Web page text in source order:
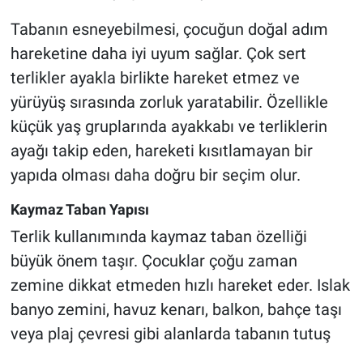
Tabanın esneyebilmesi, çocuğun doğal adım
hareketine daha iyi uyum sağlar. Çok sert
terlikler ayakla birlikte hareket etmez ve
yürüyüş sırasında zorluk yaratabilir. Özellikle
küçük yaş gruplarında ayakkabı ve terliklerin
ayağı takip eden, hareketi kısıtlamayan bir
yapıda olması daha doğru bir seçim olur.
Kaymaz Taban Yapısı
Terlik kullanımında kaymaz taban özelliği
büyük önem taşır. Çocuklar çoğu zaman
zemine dikkat etmeden hızlı hareket eder. Islak
banyo zemini, havuz kenarı, balkon, bahçe taşı
veya plaj çevresi gibi alanlarda tabanın tutuş